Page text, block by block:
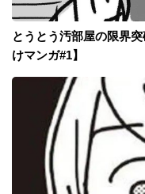
とうとう汚部屋の限界
けマンガ#1】